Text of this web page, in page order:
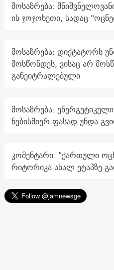
მოსაზრება:
ის ჯოჯოხეთი, სადაც
მოსაზრება: დიქტატორს
მოსწონდეს, ვისაც არ
განეიტრალებული
მოსაზრება:
ნებისმიერ ფასად უნდა
კომენტარი: "ქართული
რიტორიკა ახალ ეტაპზე